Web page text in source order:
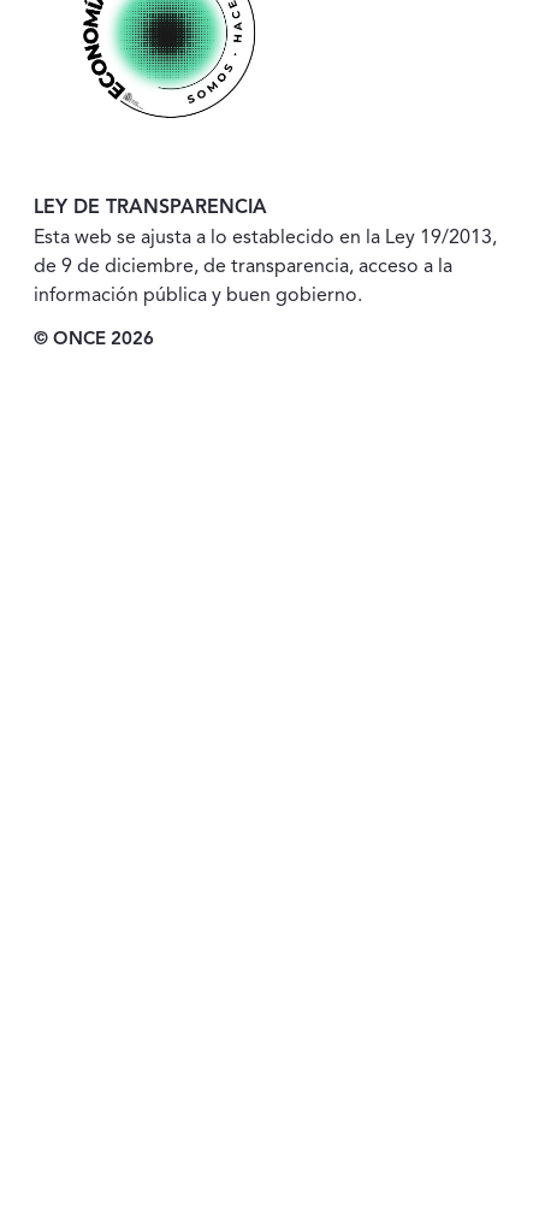
LEY DE TRANSPARENCIA
Esta web se ajusta a lo establecido en la Ley 19/2013,
de 9 de diciembre, de transparencia, acceso a la
información pública y buen gobierno.
© ONCE 2026